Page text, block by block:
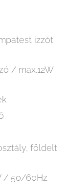
izzót
/ max.12W
földelt
/ 50/60Hz